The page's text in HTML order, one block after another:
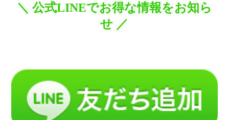
＼ 公式LINEでお得な情報をお知ら
せ ／